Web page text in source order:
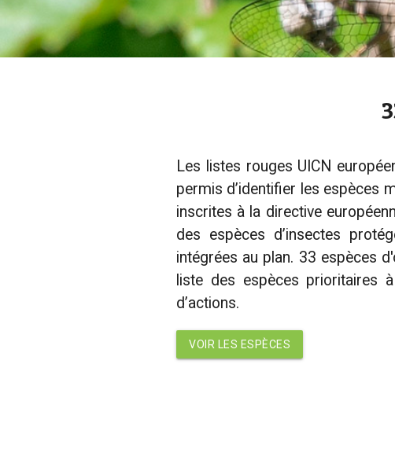
Les listes rouges UICN
permis d’identifier les espèces
inscrites à la directive
des espèces d’insectes
intégrées au plan. 33 espèces
liste des espèces prioritaires
d’actions.
VOIR LES ESPÈCES